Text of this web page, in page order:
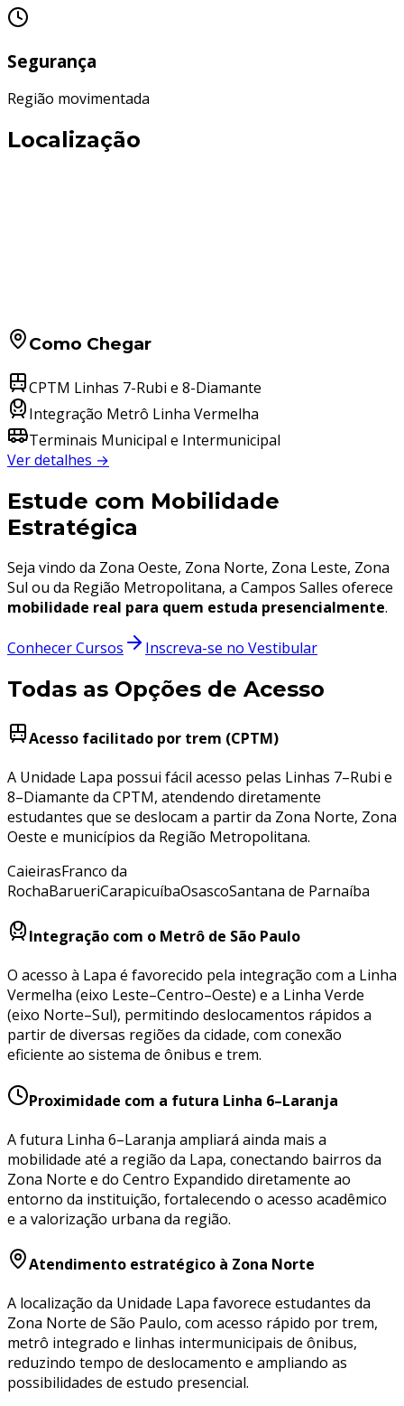
Segurança
Região movimentada
Localização
Como Chegar
CPTM Linhas 7-Rubi e 8-Diamante
Integração Metrô Linha Vermelha
Terminais Municipal e Intermunicipal
Ver detalhes →
Estude com Mobilidade
Estratégica
Seja vindo da Zona Oeste, Zona Norte, Zona Leste, Zona
Sul ou da Região Metropolitana, a Campos Salles oferece
mobilidade real para quem estuda presencialmente.
Conhecer Cursos Inscreva-se no Vestibular
Todas as Opções de Acesso
Acesso facilitado por trem (CPTM)
A Unidade Lapa possui fácil acesso pelas Linhas 7–Rubi e
8–Diamante da CPTM, atendendo diretamente
estudantes que se deslocam a partir da Zona Norte, Zona
Oeste e municípios da Região Metropolitana.
CaieirasFranco da
RochaBarueriCarapicuíbaOsascoSantana de Parnaíba
Integração com o Metrô de São Paulo
O acesso à Lapa é favorecido pela integração com a Linha
Vermelha (eixo Leste–Centro–Oeste) e a Linha Verde
(eixo Norte–Sul), permitindo deslocamentos rápidos a
partir de diversas regiões da cidade, com conexão
eficiente ao sistema de ônibus e trem.
Proximidade com a futura Linha 6–Laranja
A futura Linha 6–Laranja ampliará ainda mais a
mobilidade até a região da Lapa, conectando bairros da
Zona Norte e do Centro Expandido diretamente ao
entorno da instituição, fortalecendo o acesso acadêmico
e a valorização urbana da região.
Atendimento estratégico à Zona Norte
A localização da Unidade Lapa favorece estudantes da
Zona Norte de São Paulo, com acesso rápido por trem,
metrô integrado e linhas intermunicipais de ônibus,
reduzindo tempo de deslocamento e ampliando as
possibilidades de estudo presencial.